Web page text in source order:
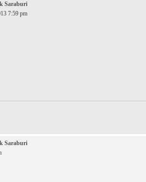
Saraburi
7:59 pm
Saraburi